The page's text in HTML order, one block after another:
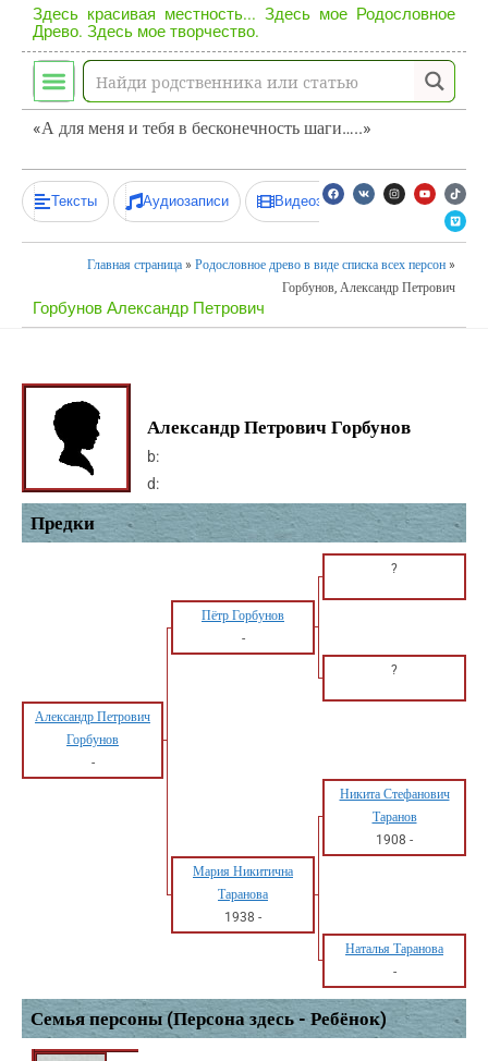
Здесь красивая местность... Здесь мое Родословное
Древо. Здесь мое творчество.
«А для меня и тебя в бесконечность шаги…..»
Тексты Аудиозаписи Видеозаписи
Главная страница » Родословное древо в виде списка всех персон »
Горбунов, Александр Петрович
Горбунов Александр Петрович
Александр Петрович Горбунов
b:
d:
Предки
?
Пётр Горбунов
-
?
Александр Петрович
Горбунов
-
Никита Стефанович
Таранов
1908 -
Мария Никитична
Таранова
1938 -
Наталья Таранова
-
Семья персоны (Персона здесь - Ребёнок)